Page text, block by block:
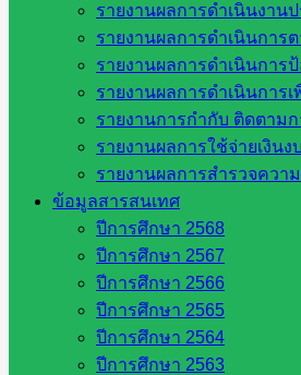
รายงานผลการดำเนินงาน
รายงานผลการดำเนินกา
รายงานผลการดำเนินการ
รายงานผลการดำเนินกา
รายงานการกำกับ ติดตาม
รายงานผลการใช้จ่ายเงิน
รายงานผลการสำรวจควา
ข้อมูลสารสนเทศ
ปีการศึกษา 2568
ปีการศึกษา 2567
ปีการศึกษา 2566
ปีการศึกษา 2565
ปีการศึกษา 2564
ปีการศึกษา 2563
กลุ่มอำนวยการ
กลุ่มบริหารงานงานเงินและสิ
กลุ่มนโยบายและแผน
กลุ่มส่งเสริมการจัดการศึกษา
กลุ่มบริหารงานบุคคล
กลุ่มพัฒนาครูและบุคลากรฯ
กลุ่มนิเทศติดตามและประเมิน
::: ©2021 sakarea2.go.th. All rights
สอบถามได้นะคะ